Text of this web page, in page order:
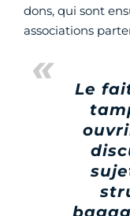
dons, qui sont
associations
Le